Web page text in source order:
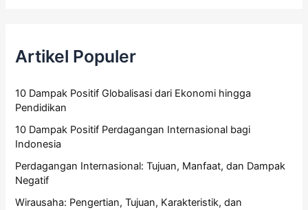
Artikel Populer
10 Dampak Positif Globalisasi dari Ekonomi hingga
Pendidikan
10 Dampak Positif Perdagangan Internasional bagi
Indonesia
Perdagangan Internasional: Tujuan, Manfaat, dan Dampak
Negatif
Wirausaha: Pengertian, Tujuan, Karakteristik, dan